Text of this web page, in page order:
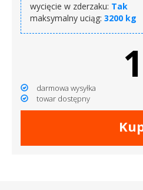
wycięcie w zderzaku: Tak
maksymalny uciąg:3200 kg
darmowa wysyłka
towar dostępny